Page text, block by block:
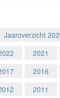
Jaaroverzicht
2021
2016
2011